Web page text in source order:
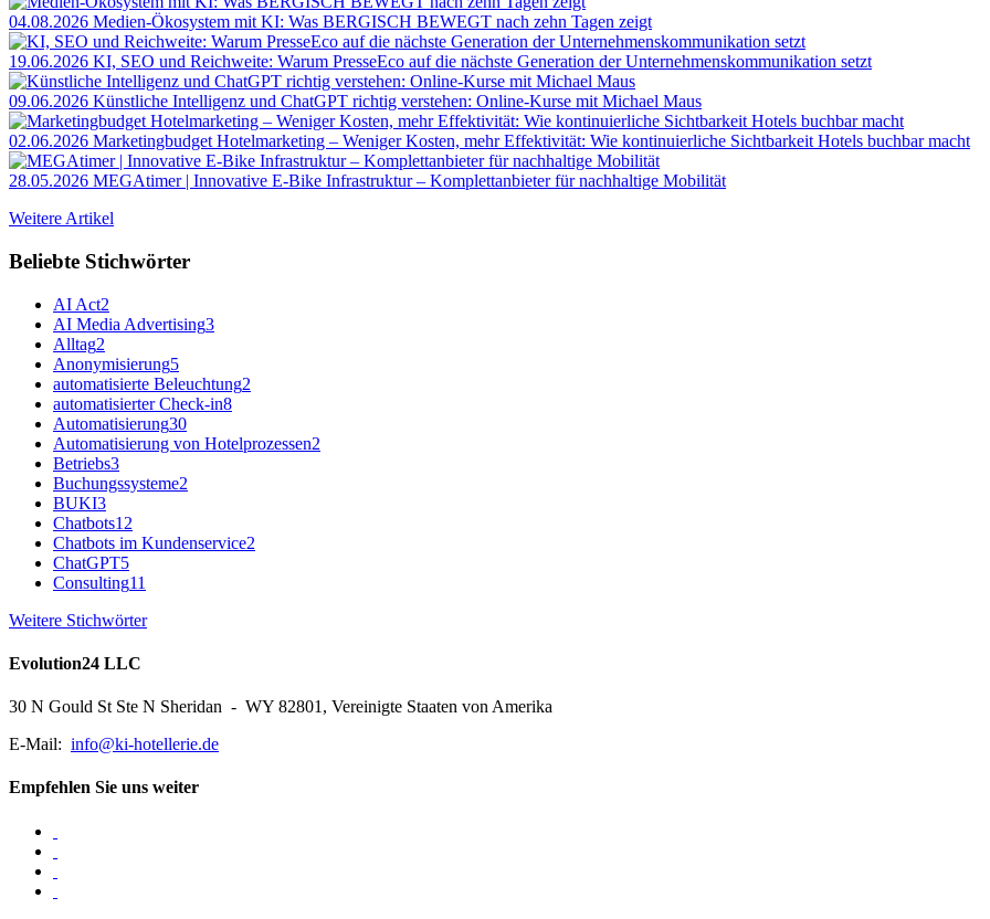
04.08.2026 Medien-Ökosystem mit KI: Was BERGISCH BEWEGT nach zehn Tagen zeigt
19.06.2026 KI, SEO und Reichweite: Warum PresseEco auf die nächste Generation der Unternehmenskommunikation setzt
09.06.2026 Künstliche Intelligenz und ChatGPT richtig verstehen: Online-Kurse mit Michael Maus
02.06.2026 Marketingbudget Hotelmarketing – Weniger Kosten, mehr Effektivität: Wie kontinuierliche Sichtbarkeit Hotels buchbar macht
28.05.2026 MEGAtimer | Innovative E-Bike Infrastruktur – Komplettanbieter für nachhaltige Mobilität
Weitere Artikel
Beliebte Stichwörter
AI Act2
AI Media Advertising3
Alltag2
Anonymisierung5
automatisierte Beleuchtung2
automatisierter Check-in8
Automatisierung30
Automatisierung von Hotelprozessen2
Betriebs3
Buchungssysteme2
BUKI3
Chatbots12
Chatbots im Kundenservice2
ChatGPT5
Consulting11
Weitere Stichwörter
Evolution24 LLC
30 N Gould St Ste N Sheridan - WY 82801, Vereinigte Staaten von Amerika
E-Mail: info@ki-hotellerie.de
Empfehlen Sie uns weiter